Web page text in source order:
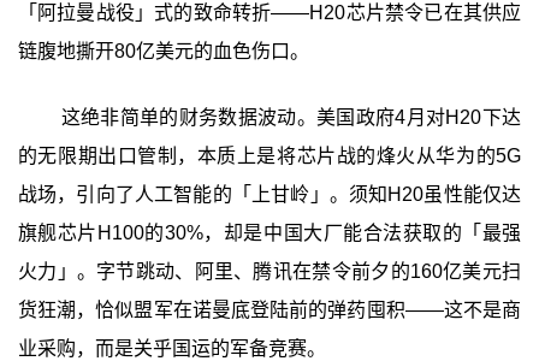
「阿拉曼战役」式的致命转折——H20芯片禁令已在其供应
链腹地撕开80亿美元的血色伤口。
这绝非简单的财务数据波动。美国政府4月对H20下达
的无限期出口管制，本质上是将芯片战的烽火从华为的5G
战场，引向了人工智能的「上甘岭」。须知H20虽性能仅达
旗舰芯片H100的30%，却是中国大厂能合法获取的「最强
火力」。字节跳动、阿里、腾讯在禁令前夕的160亿美元扫
货狂潮，恰似盟军在诺曼底登陆前的弹药囤积——这不是商
业采购，而是关乎国运的军备竞赛。